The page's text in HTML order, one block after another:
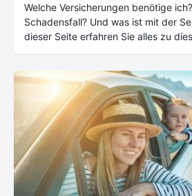
Welche Versicherungen benötige
Schadensfall? Und was ist mit der
dieser Seite erfahren Sie alles zu